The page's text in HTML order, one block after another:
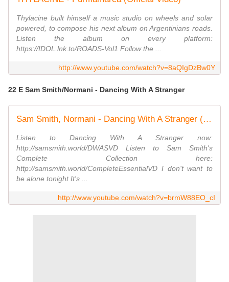
Thylacine built himself a music studio on wheels and solar
powered, to compose his next album on Argentinians roads.
Listen the album on every platform:
https://IDOL.lnk.to/ROADS-Vol1 Follow the ...
http://www.youtube.com/watch?v=8aQIgDzBw0Y
22 E Sam Smith/Normani - Dancing With A Stranger
Sam Smith, Normani - Dancing With A Stranger (Official Audio)
Listen to Dancing With A Stranger now:
http://samsmith.world/DWASVD Listen to Sam Smith's
Complete Collection here:
http://samsmith.world/CompleteEssentialVD I don't want to
be alone tonight It's ...
http://www.youtube.com/watch?v=brmW88EO_cI